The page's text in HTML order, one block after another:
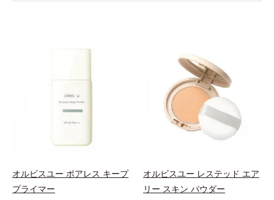
オルビスユー ポアレス キープ
プライマー
オルビスユー レステッド エア
リー スキン パウダー